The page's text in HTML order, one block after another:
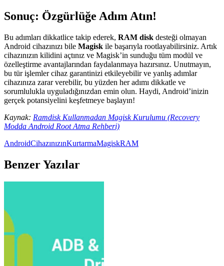
Sonuç: Özgürlüğe Adım Atın!
Bu adımları dikkatlice takip ederek, RAM disk desteği olmayan
Android cihazınızı bile Magisk ile başarıyla rootlayabilirsiniz. Artık
cihazınızın kilidini açtınız ve Magisk’in sunduğu tüm modül ve
özelleştirme avantajlarından faydalanmaya hazırsınız. Unutmayın,
bu tür işlemler cihaz garantinizi etkileyebilir ve yanlış adımlar
cihazınıza zarar verebilir, bu yüzden her adımı dikkatle ve
sorumlulukla uyguladığınızdan emin olun. Haydi, Android’inizin
gerçek potansiyelini keşfetmeye başlayın!
Kaynak: Ramdisk Kullanmadan Magisk Kurulumu (Recovery
Modda Android Root Atma Rehberi)
AndroidCihazınızınKurtarmaMagiskRAM
Benzer Yazılar